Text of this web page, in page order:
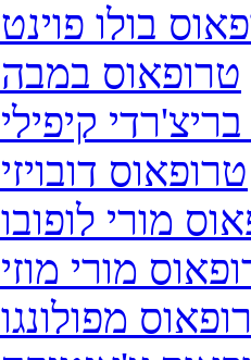
בולו פוינט
טרופאוס במבה
קיפילי
טרופאוס דובויזי
מורי לופובו
מורי מוזי
מפולונגו